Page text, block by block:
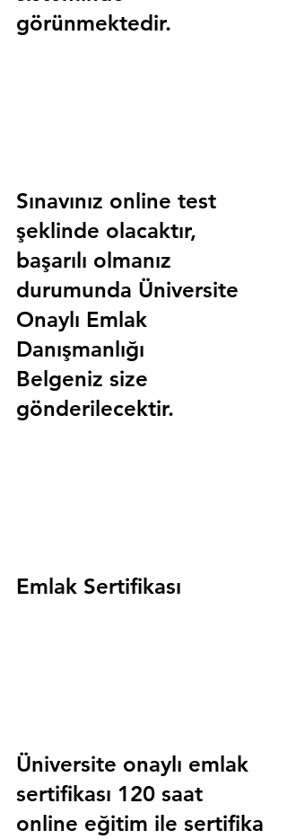
görünmektedir.
Sınavınız online test
şeklinde olacaktır,
başarılı olmanız
durumunda Üniversite
Onaylı Emlak
Danışmanlığı
Belgeniz size
gönderilecektir.
Emlak Sertifikası
Üniversite onaylı emlak
sertifikası 120 saat
online eğitim ile sertifika